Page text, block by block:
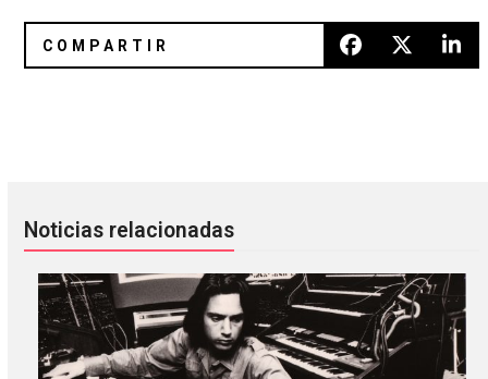
Noticias relacionadas